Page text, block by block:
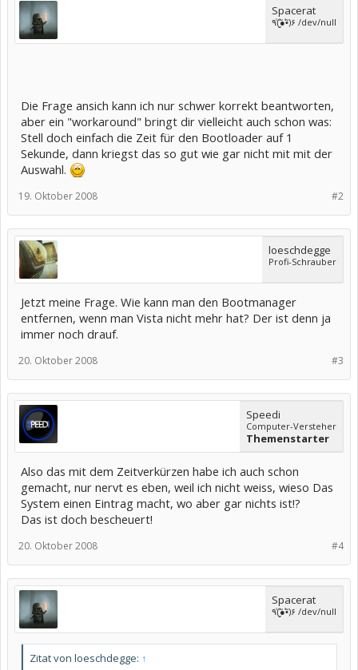
Spacerat
٩(̾●̮̮̃̾•̃̾)۶ /dev/null
Die Frage ansich kann ich nur schwer korrekt beantworten,
aber ein "workaround" bringt dir vielleicht auch schon was:
Stell doch einfach die Zeit für den Bootloader auf 1
Sekunde, dann kriegst das so gut wie gar nicht mit mit der
Auswahl.
#2
19. Oktober 2008
loeschdegge
Profi-Schrauber
Jetzt meine Frage. Wie kann man den Bootmanager
entfernen, wenn man Vista nicht mehr hat? Der ist denn ja
immer noch drauf.
#3
20. Oktober 2008
Speedi
Computer-Versteher
Themenstarter
Also das mit dem Zeitverkürzen habe ich auch schon
gemacht, nur nervt es eben, weil ich nicht weiss, wieso Das
System einen Eintrag macht, wo aber gar nichts ist!?
Das ist doch bescheuert!
#4
20. Oktober 2008
Spacerat
٩(̾●̮̮̃̾•̃̾)۶ /dev/null
Zitat von loeschdegge: ↑